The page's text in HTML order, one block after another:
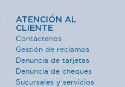
ATENCIÓN AL
CLIENTE
Contáctenos
Gestión de reclamos
Denuncia de tarjetas
Denuncia de cheques
Sucursales y servicios